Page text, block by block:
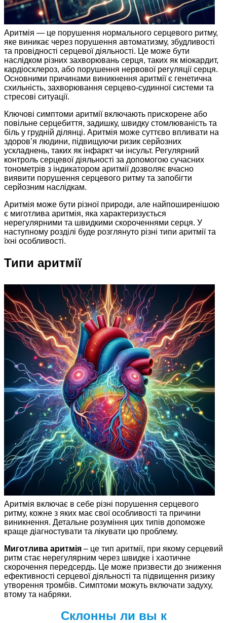
Аритмія — це порушення нормального серцевого ритму,
яке виникає через порушення автоматизму, збудливості
та провідності серцевої діяльності. Це може бути
наслідком різних захворювань серця, таких як міокардит,
кардіосклероз, або порушення нервової регуляції серця.
Основними причинами виникнення аритмії є генетична
схильність, захворювання серцево-судинної системи та
стресові ситуації.
Ключові симптоми аритмії включають прискорене або
повільне серцебиття, задишку, швидку стомлюваність та
біль у грудній ділянці. Аритмія може суттєво впливати на
здоров’я людини, підвищуючи ризик серйозних
ускладнень, таких як інфаркт чи інсульт. Регулярний
контроль серцевої діяльності за допомогою сучасних
тонометрів з індикатором аритмії дозволяє вчасно
виявити порушення серцевого ритму та запобігти
серйозним наслідкам.
Аритмія може бути різної природи, але найпоширенішою
є миготлива аритмія, яка характеризується
нерегулярними та швидкими скороченнями серця. У
наступному розділі буде розглянуто різні типи аритмії та
їхні особливості.
Типи аритмії
Аритмія включає в себе різні порушення серцевого
ритму, кожне з яких має свої особливості та причини
виникнення. Детальне розуміння цих типів допоможе
краще діагностувати та лікувати цю проблему.
Миготлива аритмія – це тип аритмії, при якому серцевий
ритм стає нерегулярним через швидке і хаотичне
скорочення передсердь. Це може призвести до зниження
ефективності серцевої діяльності та підвищення ризику
утворення тромбів. Симптоми можуть включати задуху,
втому та набряки.
Склонны ли вы к